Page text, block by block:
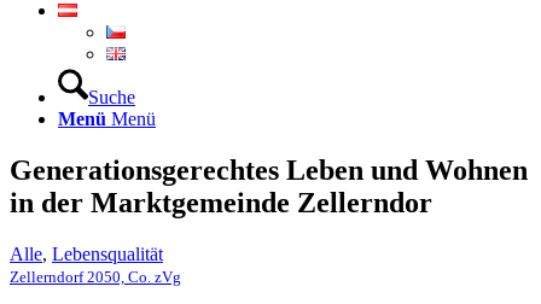
Suche
Menü Menü
Generationsgerechtes Leben und Wohnen
in der Marktgemeinde Zellerndor
Alle, Lebensqualität
Zellerndorf 2050, Co. zVg